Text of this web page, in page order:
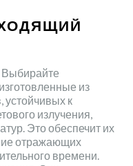
Выбирайте
из
устойчивых к
излучения,
Это обеспечит их
отражающих
времени.